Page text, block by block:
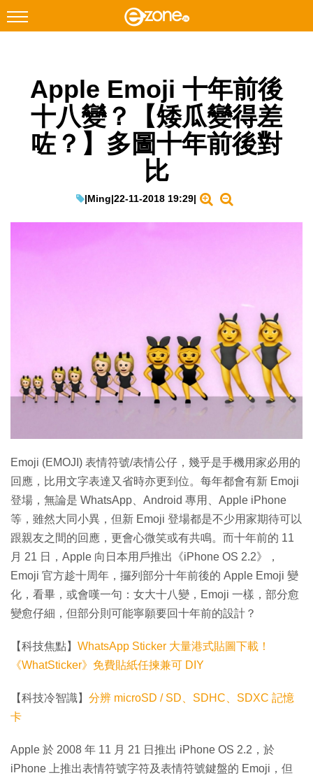
Facebook Instagram
科技焦點
網絡生活
EduTech
Apple Emoji 十年前後
十八變？【矮瓜變得差
咗？】多圖十年前後對
比
|Ming|22-11-2018 19:29|
Emoji (EMOJI) 表情符號/表情公仔，幾乎是手機用家必用的
回應，比用文字表達又省時亦更到位。每年都會有新 Emoji
登場，無論是 WhatsApp、Android 專用、Apple iPhone
等，雖然大同小異，但新 Emoji 登場都是不少用家期待可以
跟親友之間的回應，更會心微笑或有共鳴。而十年前的 11
月 21 日，Apple 向日本用戶推出《iPhone OS 2.2》，
Emoji 官方趁十周年，攞列部分十年前後的 Apple Emoji 變
化，看畢，或會嘆一句：女大十八變，Emoji 一樣，部分愈
變愈仔細，但部分則可能寧願要回十年前的設計？
【科技焦點】 WhatsApp Sticker 大量港式貼圖下載！
《WhatSticker》免費貼紙任揀兼可 DIY
【科技冷智識】 分辨 microSD / SD、SDHC、SDXC 記憶
卡
Apple 於 2008 年 11 月 21 日推出 iPhone OS 2.2，於
iPhone 上推出表情符號字符及表情符號鍵盤的 Emoji，但